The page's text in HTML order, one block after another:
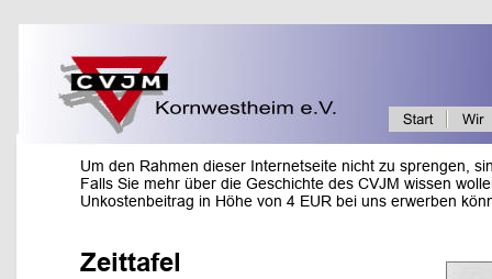
Um den Rahmen dieser Internetseite nicht zu sprengen,
Falls Sie mehr über die Geschichte des CVJM wissen
Unkostenbeitrag in Höhe von 4 EUR bei uns erwerben
Zeittafel